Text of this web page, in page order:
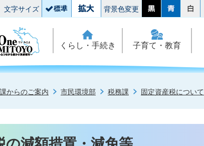
文字サイズ 背景色変更
くらし・手続き 子育て・教育
からのご案内 市民環境部 税務課 固定資産税について